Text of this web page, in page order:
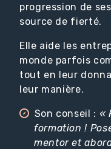
progression de
source de fierté.
Elle aide les
monde parfois
tout en leur
leur manière.
Son conseil : «
formation !
mentor et